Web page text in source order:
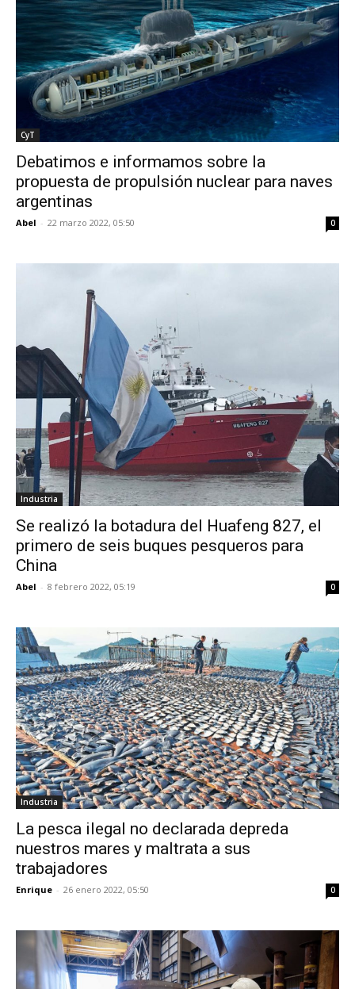
CyT
Debatimos e informamos sobre la
propuesta de propulsión nuclear para naves
argentinas
Abel - 22 marzo 2022, 05:50 0
Industria
Se realizó la botadura del Huafeng 827, el
primero de seis buques pesqueros para
China
Abel - 8 febrero 2022, 05:19 0
Industria
La pesca ilegal no declarada depreda
nuestros mares y maltrata a sus
trabajadores
Enrique - 26 enero 2022, 05:50 0